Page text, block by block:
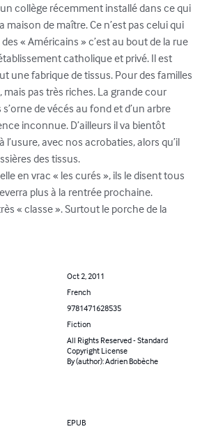
un collège récemment installé dans ce qui
de maître. Ce n’est pas celui qui
« Américains » c’est au bout de la rue
catholique et privé. Il est
une fabrique de tissus. Pour des familles
pas très riches. La grande cour
de vécés au fond et d’un arbre
inconnue. D’ailleurs il va bientôt
l’usure, avec nos acrobaties, alors qu’il
des tissus.
en vrac « les curés », ils le disent tous
plus à la rentrée prochaine.
« classe ». Surtout le porche de la
Oct 2, 2011
French
9781471628535
Fiction
All Rights Reserved - Standard
Copyright License
By (author): Adrien Bobèche
EPUB